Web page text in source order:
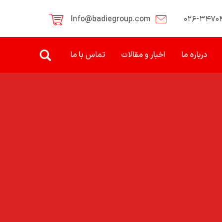
Info@badiegroup.com
درباره ما اخبار و مقالات تماس با ما